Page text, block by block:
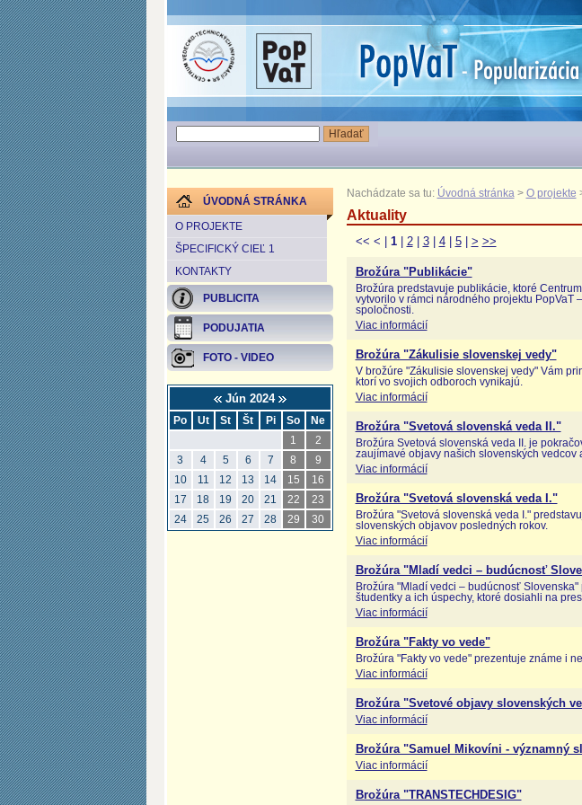
ÚVODNÁ STRÁNKA
O PROJEKTE
ŠPECIFICKÝ CIEĽ 1
KONTAKTY
PUBLICITA
PODUJATIA
FOTO - VIDEO
Jún 2024
Po Ut St Št Pi So
Ne
1
2
3
4 5 6 7 8
9
10
11 12 13 14 15
16
17
18 19 20 21 22
23
24
25 26 27 28 29 30
Nachádzate sa tu: Úvodná stránka > O projekte
Aktuality
<< < 1| 2| 3| 4| 5| > >>
Brožúra "Publikácie"
Brožúra predstavuje publikácie, ktoré
vytvorilo v rámci národného projektu PopVaT
spoločnosti.
Viac informácií
Brožúra "Zákulisie slovenskej vedy"
V brožúre "Zákulisie slovenskej vedy" Vám
ktorí vo svojich odboroch vynikajú.
Viac informácií
Brožúra "Svetová slovenská veda II."
Brožúra Svetová slovenská veda II. je
zaujímavé objavy našich slovenských vedcov
Viac informácií
Brožúra "Svetová slovenská veda I."
Brožúra "Svetová slovenská veda I."
slovenských objavov posledných rokov.
Viac informácií
Brožúra "Mladí vedci – budúcnosť
Brožúra "Mladí vedci – budúcnosť
študentky a ich úspechy, ktoré dosiahli na
Viac informácií
Brožúra "Fakty vo vede"
Brožúra "Fakty vo vede" prezentuje známe i
Viac informácií
Brožúra "Svetové objavy slovenských
Viac informácií
Brožúra "Samuel Mikovíni - významný
Viac informácií
Brožúra "TRANSTECHDESIG"